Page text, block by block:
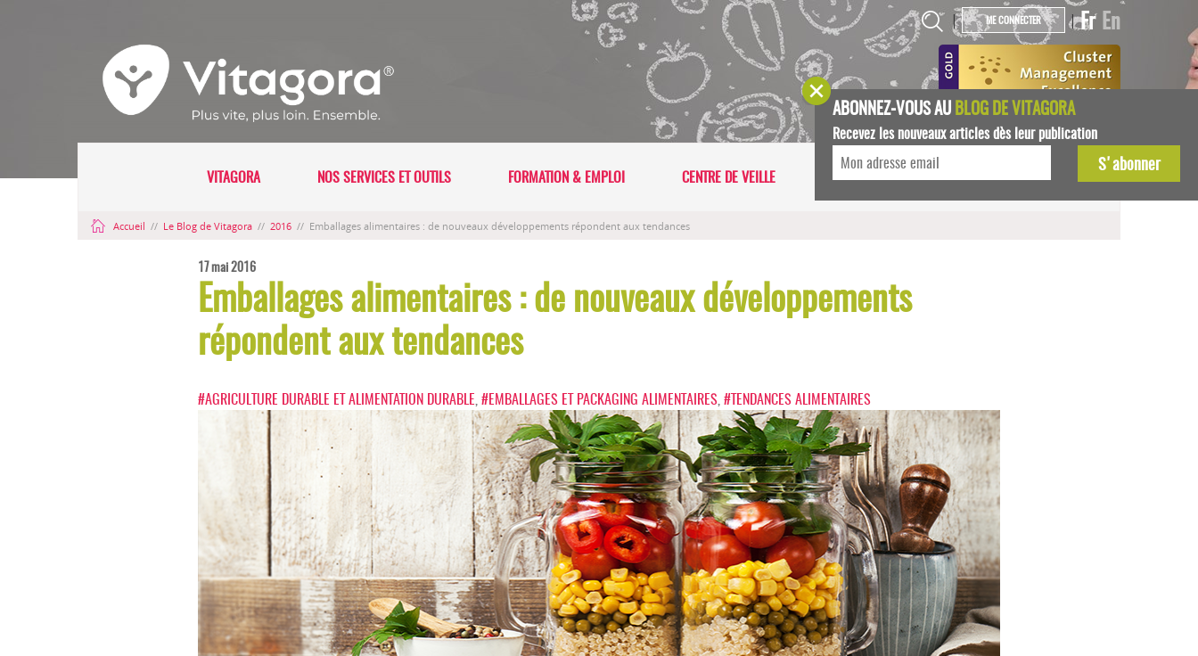
| ME CONNECTER |Fr En
VITAGORA NOS SERVICES ET OUTILS FORMATION & EMPLOI CENTRE DE VEILLE START-UPS AGENDA
Accueil // Le Blog de Vitagora // 2016 // Emballages alimentaires : de nouveaux développements répondent aux tendances
17 mai 2016
Emballages alimentaires : de nouveaux développements
répondent aux tendances
#AGRICULTURE DURABLE ET ALIMENTATION DURABLE #EMBALLAGES ET PACKAGING ALIMENTAIRES #TENDANCES ALIMENTAIRES
ABONNEZ-VOUS AUBLOG DE VITAGORA
Recevez les nouveaux articles dès leur publication